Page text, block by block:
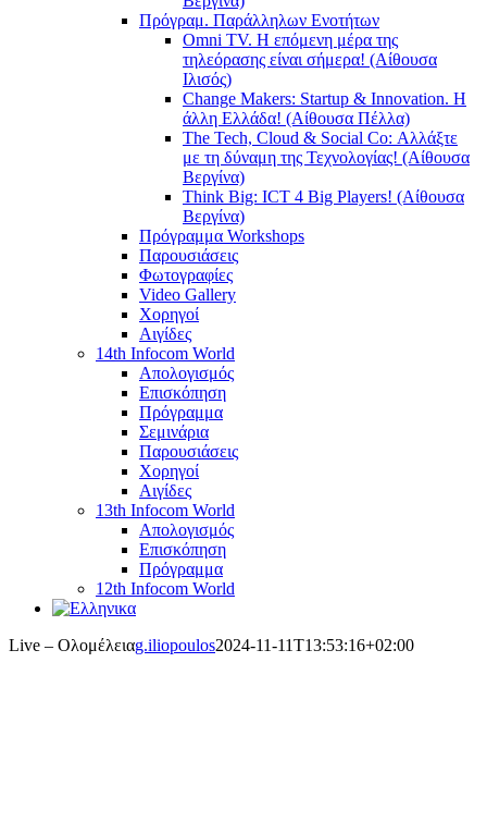
Πρόγραμ. Παράλληλων Ενοτήτων
Omni TV. Η επόμενη μέρα της
τηλεόρασης είναι σήμερα! (Αίθουσα
Ιλισός)
Change Makers: Startup & Innovation. Η
άλλη Ελλάδα! (Αίθουσα Πέλλα)
The Tech, Cloud & Social Co: Αλλάξτε
με τη δύναμη της Τεχνολογίας! (Αίθουσα
Βεργίνα)
Think Big: ICT 4 Big Players! (Αίθουσα
Βεργίνα)
Πρόγραμμα Workshops
Παρουσιάσεις
Φωτογραφίες
Video Gallery
Χορηγοί
Αιγίδες
14th Infocom World
Απολογισμός
Επισκόπηση
Πρόγραμμα
Σεμινάρια
Παρουσιάσεις
Χορηγοί
Αιγίδες
13th Infocom World
Απολογισμός
Επισκόπηση
Πρόγραμμα
12th Infocom World
Live – Ολομέλειαg.iliopoulos2024-11-11T13:53:16+02:00